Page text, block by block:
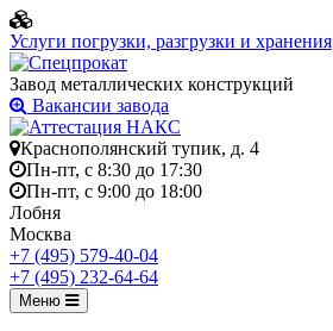
Услуги погрузки, разгрузки и хранения
Завод металлических конструкций
Вакансии завода
Краснополянский тупик, д. 4
Пн-пт, с 8:30 до 17:30
Пн-пт, с 9:00 до 18:00
Лобня
Москва
+7 (495) 579-40-04
+7 (495) 232-64-64
Меню